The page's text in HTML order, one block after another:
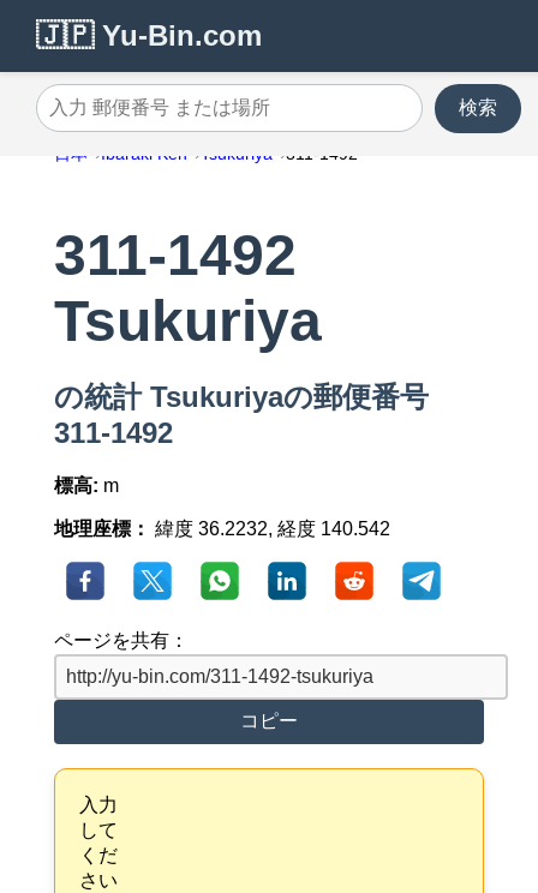
🇯🇵 Yu-Bin.com
入力 郵便番号 または場所
検索
日本 Ibaraki Ken Tsukuriya 311-1492
311-1492
Tsukuriya
の統計 Tsukuriyaの郵便番号
311-1492
標高: m
地理座標： 緯度 36.2232, 経度 140.542
ページを共有：
コピー
入力
して
くだ
さい